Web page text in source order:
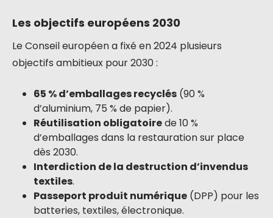
Les objectifs européens 2030
Le Conseil européen a fixé en 2024 plusieurs
objectifs ambitieux pour 2030 :
65 % d’emballages recyclés (90 %
d’aluminium, 75 % de papier).
Réutilisation obligatoirede 10 %
d’emballages dans la restauration sur place
dès 2030.
Interdiction de la destruction d’invendus
textiles.
Passeport produit numérique (DPP) pour les
batteries, textiles, électronique.